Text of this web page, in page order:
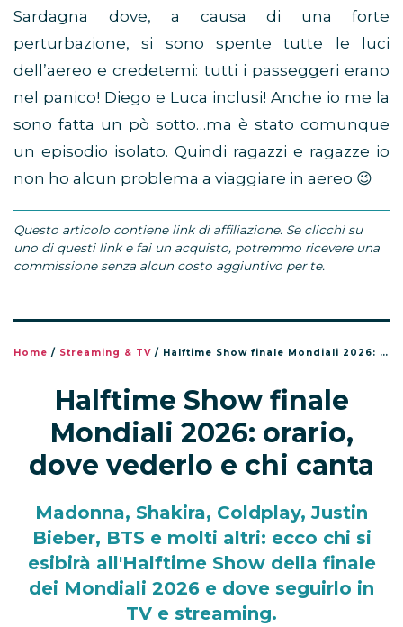
Sardagna dove, a causa di una forte
perturbazione, si sono spente tutte le luci
dell’aereo e credetemi: tutti i passeggeri erano
nel panico! Diego e Luca inclusi! Anche io me la
sono fatta un pò sotto…ma è stato comunque
un episodio isolato. Quindi ragazzi e ragazze io
non ho alcun problema a viaggiare in aereo 😉
Questo articolo contiene link di affiliazione. Se clicchi su
uno di questi link e fai un acquisto, potremmo ricevere una
commissione senza alcun costo aggiuntivo per te.
Home / Streaming & TV / Halftime Show finale Mondiali 2026: orario, dove vederlo e chi canta
Halftime Show finale
Mondiali 2026: orario,
dove vederlo e chi canta
Madonna, Shakira, Coldplay, Justin
Bieber, BTS e molti altri: ecco chi si
esibirà all'Halftime Show della finale
dei Mondiali 2026 e dove seguirlo in
TV e streaming.